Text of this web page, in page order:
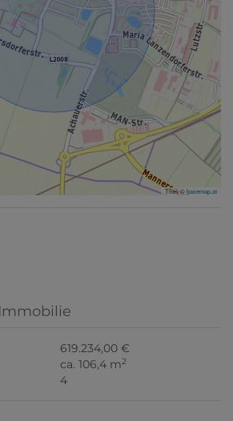
Tiles ©basemap.at
619.234,00 €
ca. 106,4 m2
4